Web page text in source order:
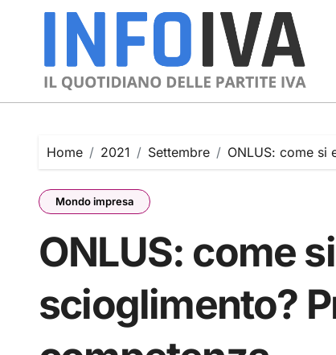
Home 2021 Settembre ONLUS: come si
Mondo impresa
ONLUS: come
scioglimento?